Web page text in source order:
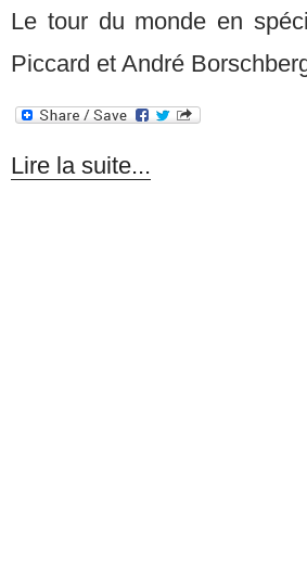
Le tour du monde en
Piccard et André
Lire la suite...